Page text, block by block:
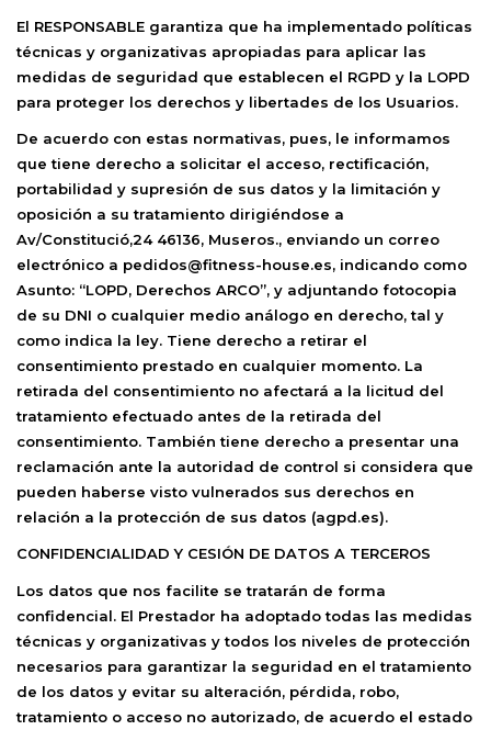
El RESPONSABLE garantiza que ha implementado políticas
técnicas y organizativas apropiadas para aplicar las
medidas de seguridad que establecen el RGPD y la LOPD
para proteger los derechos y libertades de los Usuarios.
De acuerdo con estas normativas, pues, le informamos
que tiene derecho a solicitar el acceso, rectificación,
portabilidad y supresión de sus datos y la limitación y
oposición a su tratamiento dirigiéndose a
Av/Constitució,24 46136, Museros., enviando un correo
electrónico a pedidos@fitness-house.es, indicando como
Asunto: “LOPD, Derechos ARCO”, y adjuntando fotocopia
de su DNI o cualquier medio análogo en derecho, tal y
como indica la ley. Tiene derecho a retirar el
consentimiento prestado en cualquier momento. La
retirada del consentimiento no afectará a la licitud del
tratamiento efectuado antes de la retirada del
consentimiento. También tiene derecho a presentar una
reclamación ante la autoridad de control si considera que
pueden haberse visto vulnerados sus derechos en
relación a la protección de sus datos (agpd.es).
CONFIDENCIALIDAD Y CESIÓN DE DATOS A TERCEROS
Los datos que nos facilite se tratarán de forma
confidencial. El Prestador ha adoptado todas las medidas
técnicas y organizativas y todos los niveles de protección
necesarios para garantizar la seguridad en el tratamiento
de los datos y evitar su alteración, pérdida, robo,
tratamiento o acceso no autorizado, de acuerdo el estado